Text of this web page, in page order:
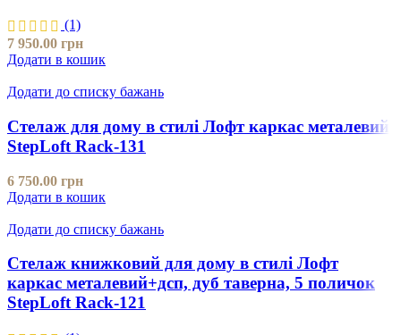
(1)
7 950.00 грн
Додати в кошик
Додати до списку бажань
Стелаж для дому в стилі Лофт каркас металевий
StepLoft Rack-131
6 750.00 грн
Додати в кошик
Додати до списку бажань
Стелаж книжковий для дому в стилі Лофт
каркас металевий+дсп, дуб таверна, 5 поличок
StepLoft Rack-121